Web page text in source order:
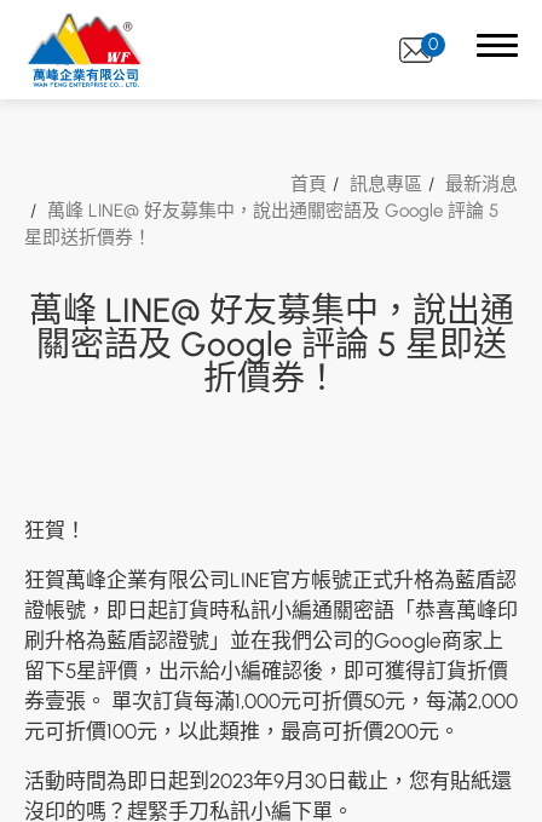
0
首頁 訊息專區
最新消息
萬峰 LINE@ 好友募集中，說出通關密語及 Google 評論 5
星即送折價券！
萬峰 LINE@ 好友募集中，說出通
關密語及 Google 評論 5 星即送
折價券！
狂賀！
狂賀萬峰企業有限公司LINE官方帳號正式升格為藍盾認
證帳號，即日起訂貨時私訊小編通關密語「恭喜萬峰印
刷升格為藍盾認證號」並在我們公司的Google商家上
留下5星評價，出示給小編確認後，即可獲得訂貨折價
券壹張。 單次訂貨每滿1,000元可折價50元，每滿2,000
元可折價100元，以此類推，最高可折價200元。
活動時間為即日起到2023年9月30日截止，您有貼紙還
沒印的嗎？趕緊手刀私訊小編下單。
關於萬峰
印刷服務
印刷加工
訊息專區
印刷知識
常見問題
最新消息
聯絡我們